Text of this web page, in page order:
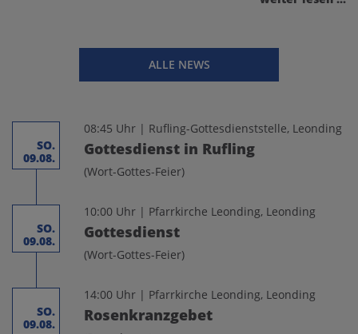
ALLE NEWS
SO.
09.08.
08:45 Uhr | Rufling-Gottesdienststelle, Leonding
Gottesdienst in Rufling
(Wort-Gottes-Feier)
SO.
09.08.
10:00 Uhr | Pfarrkirche Leonding, Leonding
Gottesdienst
(Wort-Gottes-Feier)
SO.
09.08.
14:00 Uhr | Pfarrkirche Leonding, Leonding
Rosenkranzgebet